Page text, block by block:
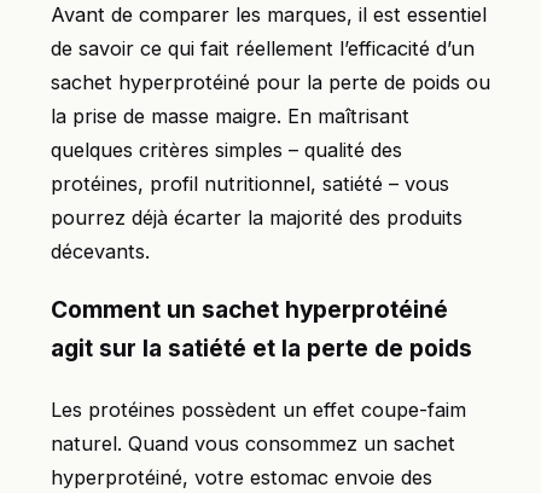
Avant de comparer les marques, il est essentiel
de savoir ce qui fait réellement l’efficacité d’un
sachet hyperprotéiné pour la perte de poids ou
la prise de masse maigre. En maîtrisant
quelques critères simples – qualité des
protéines, profil nutritionnel, satiété – vous
pourrez déjà écarter la majorité des produits
décevants.
Comment un sachet hyperprotéiné
agit sur la satiété et la perte de poids
Les protéines possèdent un effet coupe-faim
naturel. Quand vous consommez un sachet
hyperprotéiné, votre estomac envoie des